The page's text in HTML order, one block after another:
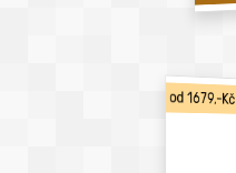
od 1679,-Kč